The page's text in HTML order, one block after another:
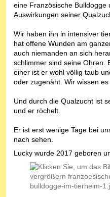
eine Französische Bulldogge
Auswirkungen seiner
Wir haben ihn in intensiver
hat offene Wunden am
auch niemanden an sich
schlimmer sind seine Ohren.
einer ist er wohl völlig taub
oder zugenäht. Wir wissen es
Und durch die Qualzucht ist
und er röchelt.
Er ist erst wenige Tage bei
nach sehen.
Lucky wurde 2017 geboren